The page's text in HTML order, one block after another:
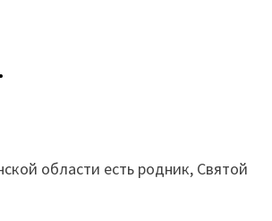
области есть родник, Святой